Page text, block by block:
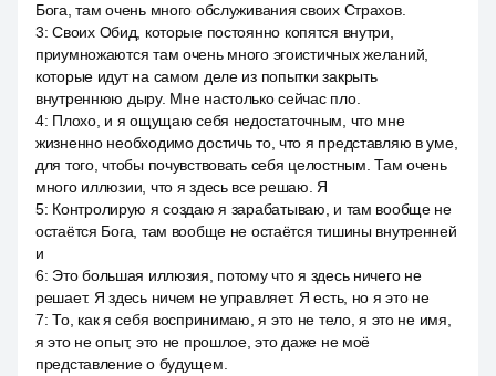
Бога, там очень много обслуживания своих Страхов.
3:Своих Обид, которые постоянно копятся внутри,
приумножаются там очень много эгоистичных желаний,
которые идут на самом деле из попытки закрыть
внутреннюю дыру. Мне настолько сейчас пло.
4: Плохо, и я ощущаю себя недостаточным, что мне
жизненно необходимо достичь то, что я представляю в уме,
для того, чтобы почувствовать себя целостным. Там очень
много иллюзии, что я здесь все решаю. Я
5: Контролирую я создаю я зарабатываю, и там вообще не
остаётся Бога, там вообще не остаётся тишины внутренней
и
6: Это большая иллюзия, потому что я здесь ничего не
решает. Я здесь ничем не управляет. Я есть, но я это не
7:То, как я себя воспринимаю, я это не тело, я это не имя,
я это не опыт, это не прошлое, это даже не моё
представление о будущем.